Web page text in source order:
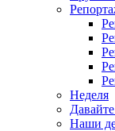
Неделя
Наши